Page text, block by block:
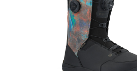
ZUR DETAILSEITE